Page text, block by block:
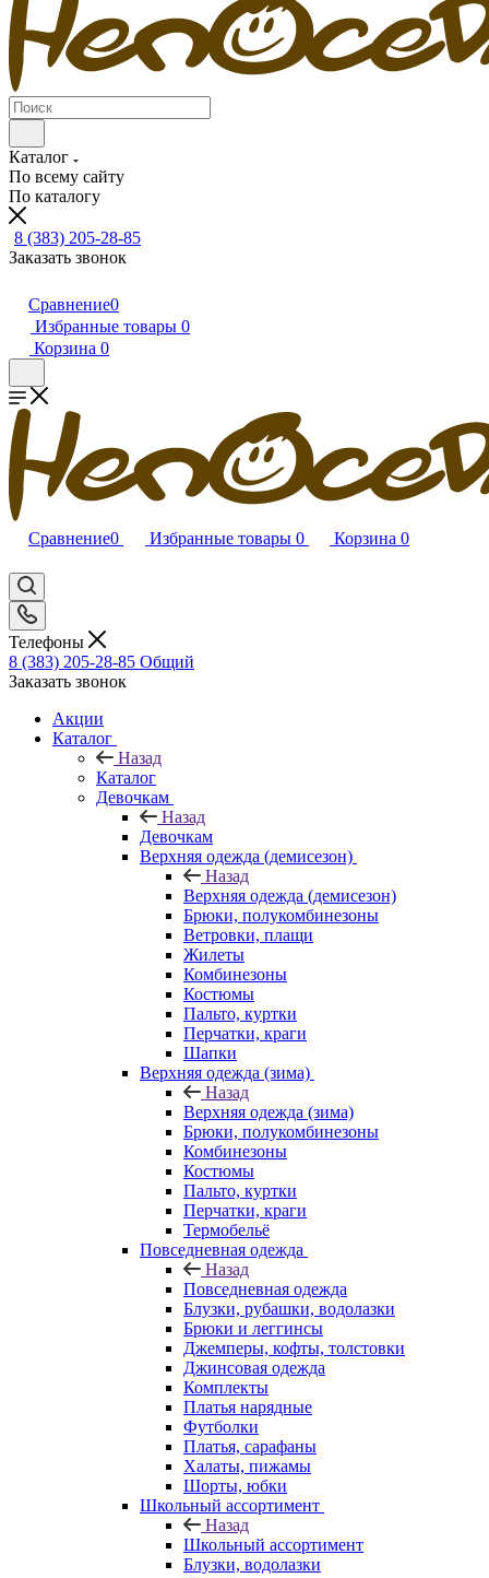
Каталог
По всему сайту
По каталогу
8 (383) 205-28-85
Заказать звонок
Сравнение0
Избранные товары 0
Корзина 0
Сравнение0 Избранные товары 0 Корзина 0
Телефоны
8 (383) 205-28-85 Общий
Заказать звонок
Акции
Каталог
Назад
Каталог
Девочкам
Назад
Девочкам
Верхняя одежда (демисезон)
Назад
Верхняя одежда (демисезон)
Брюки, полукомбинезоны
Ветровки, плащи
Жилеты
Комбинезоны
Костюмы
Пальто, куртки
Перчатки, краги
Шапки
Верхняя одежда (зима)
Назад
Верхняя одежда (зима)
Брюки, полукомбинезоны
Комбинезоны
Костюмы
Пальто, куртки
Перчатки, краги
Термобельё
Повседневная одежда
Назад
Повседневная одежда
Блузки, рубашки, водолазки
Брюки и леггинсы
Джемперы, кофты, толстовки
Джинсовая одежда
Комплекты
Платья нарядные
Футболки
Платья, сарафаны
Халаты, пижамы
Шорты, юбки
Школьный ассортимент
Назад
Школьный ассортимент
Блузки, водолазки